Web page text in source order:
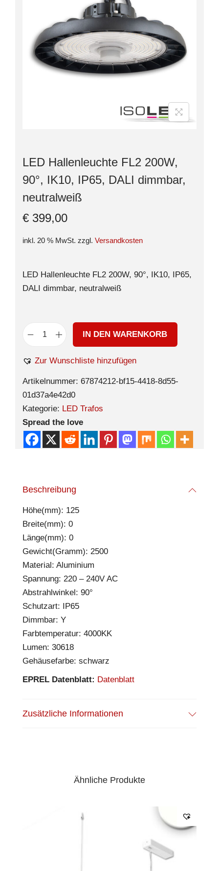
LED Hallenleuchte FL2 200W,
90°, IK10, IP65, DALI dimmbar,
neutralweiß
€ 399,00
inkl. 20 % MwSt. zzgl. Versandkosten
LED Hallenleuchte FL2 200W, 90°, IK10, IP65,
DALI dimmbar, neutralweiß
IN DEN WARENKORB
Zur Wunschliste hinzufügen
Artikelnummer: 67874212-bf15-4418-8d55-
01d37a4e42d0
Kategorie: LED Trafos
Spread the love
Beschreibung
Höhe(mm): 125
Breite(mm): 0
Länge(mm): 0
Gewicht(Gramm): 2500
Material: Aluminium
Spannung: 220 – 240V AC
Abstrahlwinkel: 90°
Schutzart: IP65
Dimmbar: Y
Farbtemperatur: 4000KK
Lumen: 30618
Gehäusefarbe: schwarz
EPREL Datenblatt: Datenblatt
Zusätzliche Informationen
Ähnliche Produkte